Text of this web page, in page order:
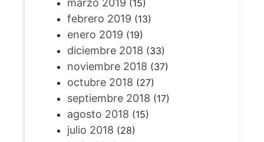
marzo 2019 (15)
febrero 2019 (13)
enero 2019 (19)
diciembre 2018 (33)
noviembre 2018 (37)
octubre 2018 (27)
septiembre 2018 (17)
agosto 2018 (15)
julio 2018 (28)